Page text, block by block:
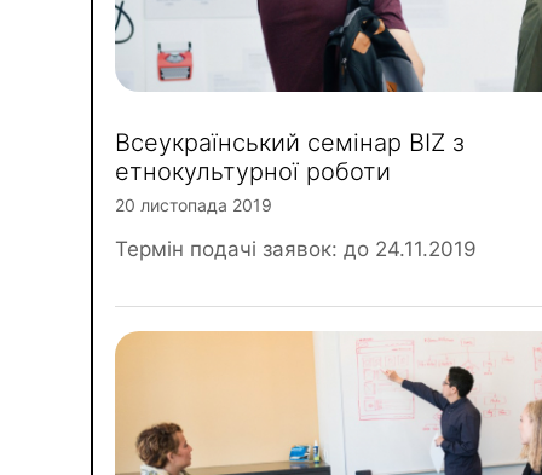
Всеукраїнський семінар BIZ з
етнокультурної роботи
20 листопада 2019
Термін подачі заявок: до 24.11.2019